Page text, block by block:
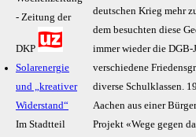
- Zeitung der
DKP
Solarenergie
und „kreativer
Widerstand“
Im Stadtteil
deutschen Krieg mehr
dem besuchten diese
immer wieder die DGB-
verschiedene
diverse Schulklassen.
Aachen aus einer
Projekt «Wege gegen